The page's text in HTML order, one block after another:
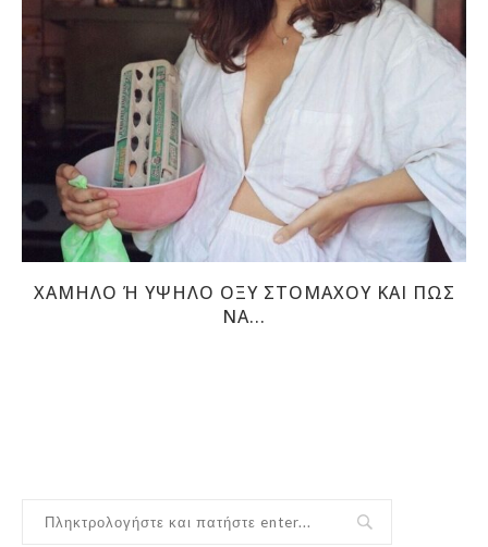
ΧΑΜΗΛΌ Ή ΥΨΗΛΌ ΟΞΎ ΣΤΟΜΆΧΟΥ ΚΑΙ ΠΏΣ Ν
Α...